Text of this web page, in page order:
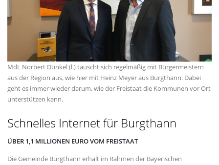
MdL Norbert Dünkel (l.) tauscht sich regelmäßig mit Bürgermeistern
aus der Region aus, wie hier mit Heinz Meyer aus Burgthann. Dabei
geht es immer wieder darum, wie der Freistaat die Kommunen vor Ort
unterstützen kann.
Schnelles Internet für Burgthann
ÜBER 1,1 MILLIONEN EURO VOM FREISTAAT
Die Gemeinde Burgthann erhält im Rahmen der Bayerischen